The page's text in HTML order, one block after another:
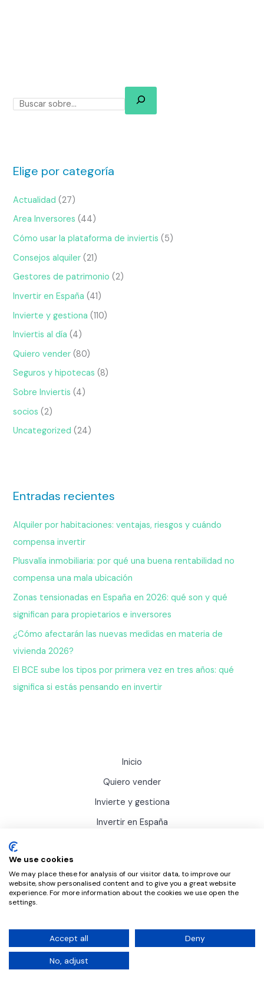
Elige por categoría
Actualidad (27)
Area Inversores (44)
Cómo usar la plataforma de inviertis (5)
Consejos alquiler (21)
Gestores de patrimonio (2)
Invertir en España (41)
Invierte y gestiona (110)
Inviertis al día (4)
Quiero vender (80)
Seguros y hipotecas (8)
Sobre Inviertis (4)
socios (2)
Uncategorized (24)
Entradas recientes
Alquiler por habitaciones: ventajas, riesgos y cuándo
compensa invertir
Plusvalía inmobiliaria: por qué una buena rentabilidad no
compensa una mala ubicación
Zonas tensionadas en España en 2026: qué son y qué
significan para propietarios e inversores
¿Cómo afectarán las nuevas medidas en materia de
vivienda 2026?
El BCE sube los tipos por primera vez en tres años: qué
significa si estás pensando en invertir
Inicio
Quiero vender
Invierte y gestiona
Invertir en España
© 2025 Inviertis Go! Todos los derechos reservados.
We use cookies
We may place these for analysis of our visitor data, to improve our
website, show personalised content and to give you a great website
experience. For more information about the cookies we use open the
settings.
Accept all Deny
No, adjust